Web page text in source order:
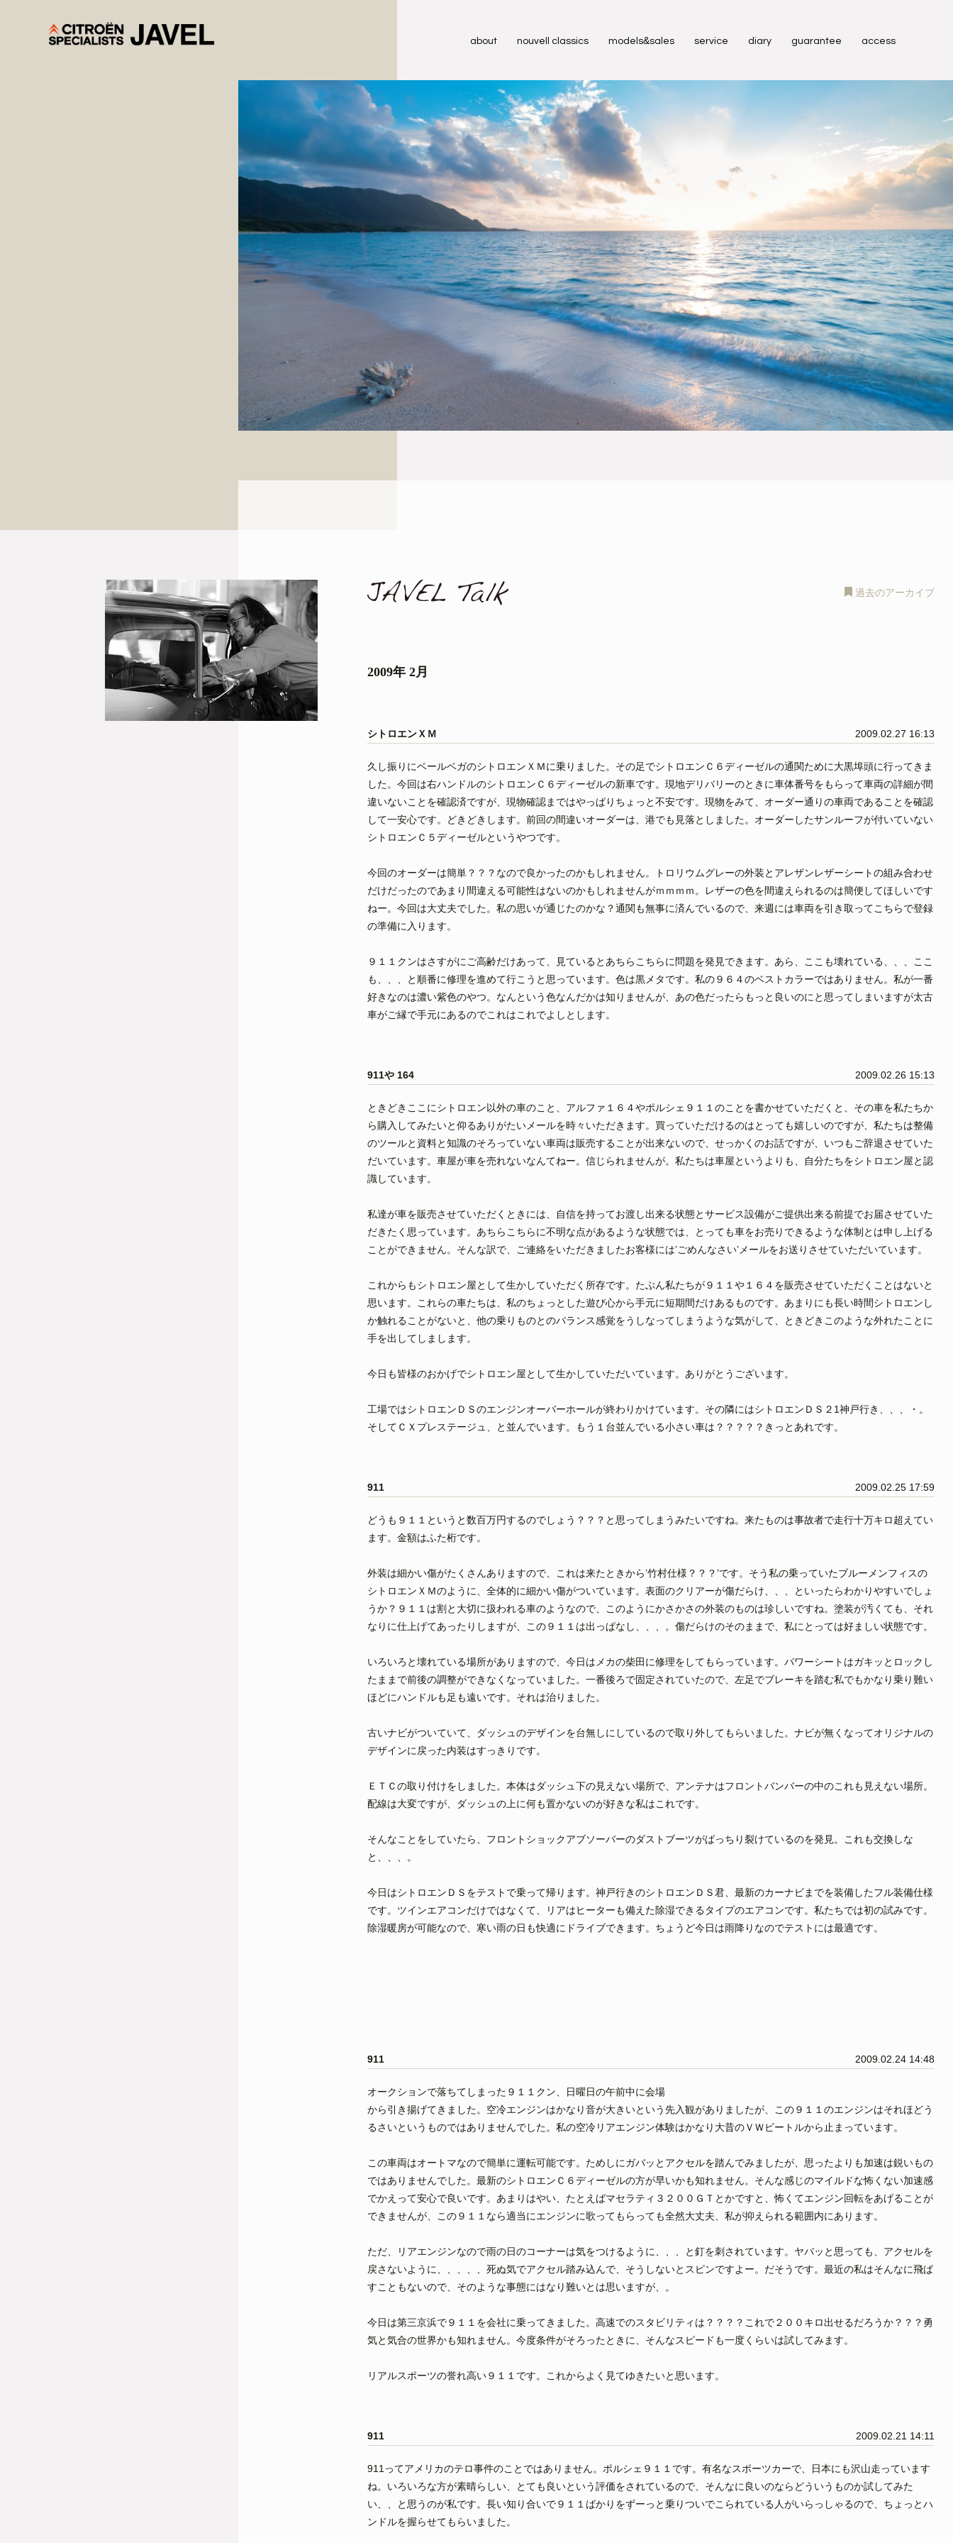
about nouvell classics models&sales service diary guarantee access
過去のアーカイブ
2009年 2月
シトロエンＸＭ 2009.02.27 16:13
久し振りにベールベガのシトロエンＸＭに乗りました。その足でシトロエンＣ６ディーゼルの通関ために大黒埠頭に行ってきま
した。今回は右ハンドルのシトロエンＣ６ディーゼルの新車です。現地デリバリーのときに車体番号をもらって車両の詳細が間
違いないことを確認済ですが、現物確認まではやっぱりちょっと不安です。現物をみて、オーダー通りの車両であることを確認
して一安心です。どきどきします。前回の間違いオーダーは、港でも見落としました。オーダーしたサンルーフが付いていない
シトロエンＣ５ディーゼルというやつです。
今回のオーダーは簡単？？？なので良かったのかもしれません。トロリウムグレーの外装とアレザンレザーシートの組み合わせ
だけだったのであまり間違える可能性はないのかもしれませんがｍｍｍｍ。レザーの色を間違えられるのは簡便してほしいです
ねー。今回は大丈夫でした。私の思いが通じたのかな？通関も無事に済んでいるので、来週には車両を引き取ってこちらで登録
の準備に入ります。
９１１クンはさすがにご高齢だけあって、見ているとあちらこちらに問題を発見できます。あら、ここも壊れている、、、ここ
も、、、と順番に修理を進めて行こうと思っています。色は黒メタです。私の９６４のベストカラーではありません。私が一番
好きなのは濃い紫色のやつ。なんという色なんだかは知りませんが、あの色だったらもっと良いのにと思ってしまいますが太古
車がご縁で手元にあるのでこれはこれでよしとします。
911や 164 2009.02.26 15:13
ときどきここにシトロエン以外の車のこと、アルファ１６４やポルシェ９１１のことを書かせていただくと、その車を私たちか
ら購入してみたいと仰るありがたいメールを時々いただきます。買っていただけるのはとっても嬉しいのですが、私たちは整備
のツールと資料と知識のそろっていない車両は販売することが出来ないので、せっかくのお話ですが、いつもご辞退させていた
だいています。車屋が車を売れないなんてねー。信じられませんが。私たちは車屋というよりも、自分たちをシトロエン屋と認
識しています。
私達が車を販売させていただくときには、自信を持ってお渡し出来る状態とサービス設備がご提供出来る前提でお届させていた
だきたく思っています。あちらこちらに不明な点があるような状態では、とっても車をお売りできるような体制とは申し上げる
ことができません。そんな訳で、ご連絡をいただきましたお客様には’ごめんなさい’メールをお送りさせていただいています。
これからもシトロエン屋として生かしていただく所存です。たぶん私たちが９１１や１６４を販売させていただくことはないと
思います。これらの車たちは、私のちょっとした遊び心から手元に短期間だけあるものです。あまりにも長い時間シトロエンし
か触れることがないと、他の乗りものとのバランス感覚をうしなってしまうような気がして、ときどきこのような外れたことに
手を出してしまします。
今日も皆様のおかげでシトロエン屋として生かしていただいています。ありがとうございます。
工場ではシトロエンＤＳのエンジンオーバーホールが終わりかけています。その隣にはシトロエンＤＳ２1神戸行き、、、・。
そしてＣＸプレステージュ、と並んでいます。もう１台並んでいる小さい車は？？？？？きっとあれです。
911 2009.02.25 17:59
どうも９１１というと数百万円するのでしょう？？？と思ってしまうみたいですね。来たものは事故者で走行十万キロ超えてい
ます。金額はふた桁です。
外装は細かい傷がたくさんありますので、これは来たときから’竹村仕様？？？’です。そう私の乗っていたブルーメンフィスの
シトロエンＸＭのように、全体的に細かい傷がついています。表面のクリアーが傷だらけ、、、といったらわかりやすいでしょ
うか？９１１は割と大切に扱われる車のようなので、このようにかさかさの外装のものは珍しいですね。塗装が汚くても、それ
なりに仕上げてあったりしますが、この９１１は出っぱなし、、、。傷だらけのそのままで、私にとっては好ましい状態です。
いろいろと壊れている場所がありますので、今日はメカの柴田に修理をしてもらっています。パワーシートはガキッとロックし
たままで前後の調整ができなくなっていました。一番後ろで固定されていたので、左足でブレーキを踏む私でもかなり乗り難い
ほどにハンドルも足も遠いです。それは治りました。
古いナビがついていて、ダッシュのデザインを台無しにしているので取り外してもらいました。ナビが無くなってオリジナルの
デザインに戻った内装はすっきりです。
ＥＴＣの取り付けをしました。本体はダッシュ下の見えない場所で、アンテナはフロントバンバーの中のこれも見えない場所。
配線は大変ですが、ダッシュの上に何も置かないのが好きな私はこれです。
そんなことをしていたら、フロントショックアブソーバーのダストブーツがばっちり裂けているのを発見。これも交換しな
と、、、。
今日はシトロエンＤＳをテストで乗って帰ります。神戸行きのシトロエンＤＳ君、最新のカーナビまでを装備したフル装備仕様
です。ツインエアコンだけではなくて、リアはヒーターも備えた除湿できるタイプのエアコンです。私たちでは初の試みです。
除湿暖房が可能なので、寒い雨の日も快適にドライブできます。ちょうど今日は雨降りなのでテストには最適です。
911 2009.02.24 14:48
オークションで落ちてしまった９１１クン、日曜日の午前中に会場
から引き揚げてきました。空冷エンジンはかなり音が大きいという先入観がありましたが、この９１１のエンジンはそれほどう
るさいというものではありませんでした。私の空冷リアエンジン体験はかなり大昔のＶＷビートルから止まっています。
この車両はオートマなので簡単に運転可能です。ためしにガバッとアクセルを踏んでみましたが、思ったよりも加速は鋭いもの
ではありませんでした。最新のシトロエンＣ６ディーゼルの方が早いかも知れません。そんな感じのマイルドな怖くない加速感
でかえって安心で良いです。あまりはやい、たとえばマセラティ３２００ＧＴとかですと、怖くてエンジン回転をあげることが
できませんが、この９１１なら適当にエンジンに歌ってもらっても全然大丈夫、私が抑えられる範囲内にあります。
ただ、リアエンジンなので雨の日のコーナーは気をつけるように、、、と釘を刺されています。ヤバッと思っても、アクセルを
戻さないように、、、、、死ぬ気でアクセル踏み込んで、そうしないとスピンですよー。だそうです。最近の私はそんなに飛ば
すこともないので、そのような事態にはなり難いとは思いますが、。
今日は第三京浜で９１１を会社に乗ってきました。高速でのスタビリティは？？？？これで２００キロ出せるだろうか？？？勇
気と気合の世界かも知れません。今度条件がそろったときに、そんなスピードも一度くらいは試してみます。
リアルスポーツの誉れ高い９１１です。これからよく見てゆきたいと思います。
911 2009.02.21 14:11
911ってアメリカのテロ事件のことではありません。ポルシェ９１１です。有名なスポーツカーで、日本にも沢山走っています
ね。いろいろな方が素晴らしい、とても良いという評価をされているので、そんなに良いのならどういうものか試してみた
い、、と思うのが私です。長い知り合いで９１１ばかりをずーっと乗りついでこられている人がいらっしゃるので、ちょっとハ
ンドルを握らせてもらいました。